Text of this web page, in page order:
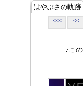
はやぶさの軌跡
<<< <<
♪この